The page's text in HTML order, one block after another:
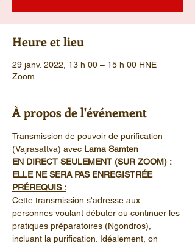
Heure et lieu
29 janv. 2022, 13 h 00 – 15 h 00 HNE
Zoom
À propos de l'événement
Transmission de pouvoir de purification
(Vajrasattva) avec Lama Samten
EN DIRECT SEULEMENT (SUR ZOOM) :
ELLE NE SERA PAS ENREGISTRÉE
PRÉREQUIS :
Cette transmission s'adresse aux
personnes voulant débuter ou continuer les
pratiques préparatoires (Ngondros),
incluant la purification. Idéalement, on